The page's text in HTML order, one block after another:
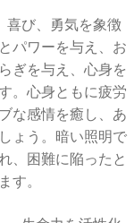
び、勇気を象徴
パワーを与え、お
ぎを与え、心身を
。心身ともに疲労
な感情を癒し、あ
ょう。暗い照明で
、困難に陥ったと
す。